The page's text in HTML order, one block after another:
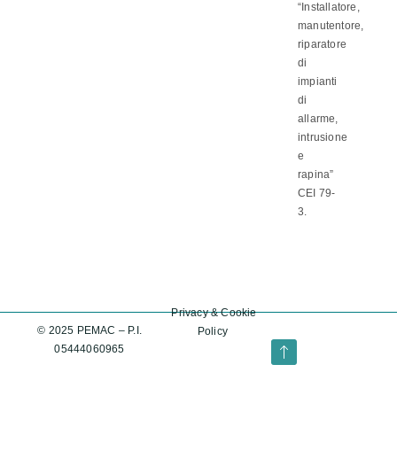
“Installatore,
manutentore,
riparatore
di
impianti
di
allarme,
intrusione
e
rapina”
CEI 79-
3.
© 2025 PEMAC – P.I.
05444060965
Privacy&Cookie
Policy